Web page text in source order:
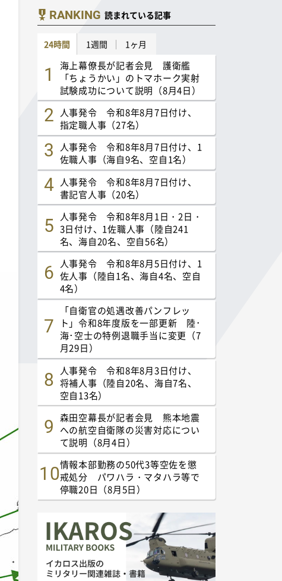
RANKING 読まれている記事
24時間 1週間 1ヶ月
海上幕僚長が記者会見 護衛艦
「ちょうかい」のトマホーク実射
試験成功について説明（8月4日）
人事発令 令和8年8月7日付け、
指定職人事（27名）
人事発令 令和8年8月7日付け、1
佐職人事（海自9名、空自1名）
人事発令 令和8年8月7日付け、
書記官人事（20名）
人事発令 令和8年8月1日・2日・
3日付け、1佐職人事（陸自241
名、海自20名、空自56名）
人事発令 令和8年8月5日付け、1
佐人事（陸自1名、海自4名、空自
4名）
「自衛官の処遇改善パンフレッ
ト」令和8年度版を一部更新 陸･
海･空士の特例退職手当に変更（7
月29日）
人事発令 令和8年8月3日付け、
将補人事（陸自20名、海自7名、
空自13名）
森田空幕長が記者会見 熊本地震
への航空自衛隊の災害対応につい
て説明（8月4日）
情報本部勤務の50代3等空佐を懲
戒処分 パワハラ・マタハラ等で
停職20日（8月5日）